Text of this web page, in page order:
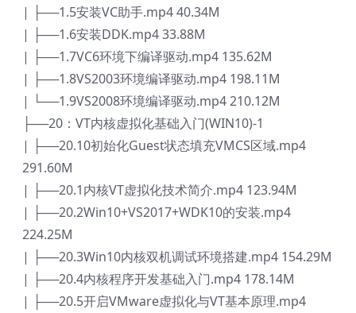
| ├──1.5安装VC助手.mp4 40.34M
| ├──1.6安装DDK.mp4 33.88M
| ├──1.7VC6环境下编译驱动.mp4 135.62M
| ├──1.8VS2003环境编译驱动.mp4 198.11M
| └──1.9VS2008环境编译驱动.mp4 210.12M
├──20：VT内核虚拟化基础入门(WIN10)-1
| ├──20.10初始化Guest状态填充VMCS区域.mp4
291.60M
| ├──20.1内核VT虚拟化技术简介.mp4 123.94M
| ├──20.2Win10+VS2017+WDK10的安装.mp4
224.25M
| ├──20.3Win10内核双机调试环境搭建.mp4 154.29M
| ├──20.4内核程序开发基础入门.mp4 178.14M
| ├──20.5开启VMware虚拟化与VT基本原理.mp4